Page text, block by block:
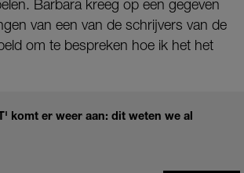
Barbara kreeg op een gegeven
van een van de schrijvers van de
om te bespreken hoe ik het het
komt er weer aan: dit weten we al